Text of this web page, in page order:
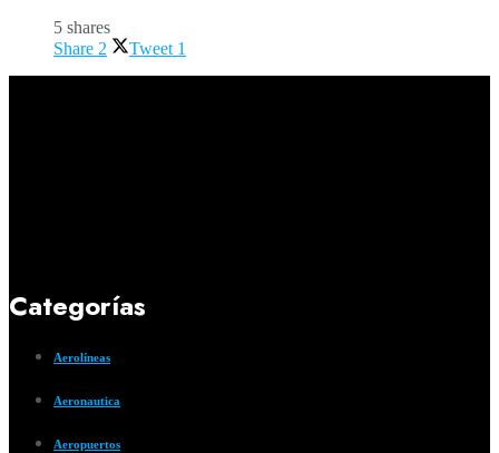
5 shares
Share 2 Tweet 1
Categorías
Aerolíneas
Aeronautica
Aeropuertos